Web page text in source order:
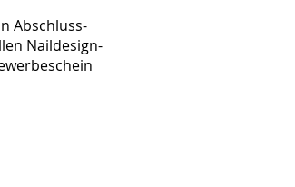
Abschluss-
Naildesign-